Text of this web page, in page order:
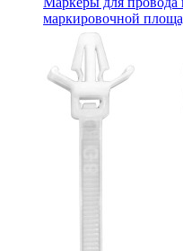
маркировочной